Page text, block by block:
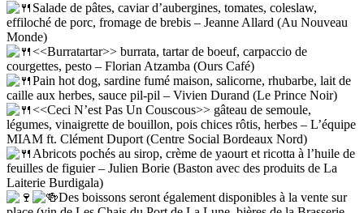
Salade de pâtes, caviar d’aubergines, tomates, coleslaw,
effiloché de porc, fromage de brebis – Jeanne Allard (Au Nouveau
Monde)
<<Burratartar>> burrata, tartar de boeuf, carpaccio de
courgettes, pesto – Florian Atzamba (Ours Café)
Pain hot dog, sardine fumé maison, salicorne, rhubarbe, lait de
caille aux herbes, sauce pil-pil – Vivien Durand (Le Prince Noir)
<<Ceci N’est Pas Un Couscous>> gâteau de semoule,
légumes, vinaigrette de bouillon, pois chices rôtis, herbes – L’équipe
MIAM ft. Clément Duport (Centre Social Bordeaux Nord)
Abricots pochés au sirop, crème de yaourt et ricotta à l’huile de
feuilles de figuier – Julien Borie (Baston avec des produits de La
Laiterie Burdigala)
Des boissons seront également disponibles à la vente sur